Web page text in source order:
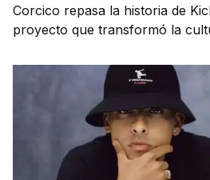
Corcico repasa la historia de
proyecto que transformó la